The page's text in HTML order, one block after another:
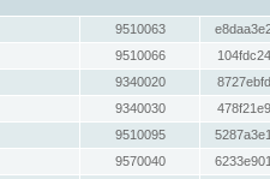
9510063
9510066
9340020
9340030
9510095
9570040